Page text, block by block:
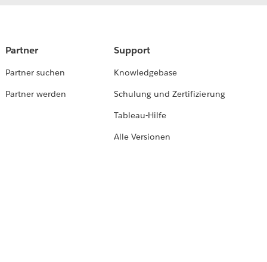
Partner
Partner suchen
Partner werden
Support
Knowledgebase
Schulung und Zertifizierung
Tableau-Hilfe
Alle Versionen